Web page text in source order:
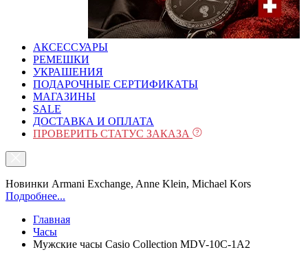
АКСЕССУАРЫ
РЕМЕШКИ
УКРАШЕНИЯ
ПОДАРОЧНЫЕ СЕРТИФИКАТЫ
МАГАЗИНЫ
SALE
ДОСТАВКА И ОПЛАТА
ПРОВЕРИТЬ СТАТУС ЗАКАЗА
Новинки Armani Exchange, Anne Klein, Michael Kors
Подробнее...
Главная
Часы
Мужские часы Casio Collection MDV-10C-1A2